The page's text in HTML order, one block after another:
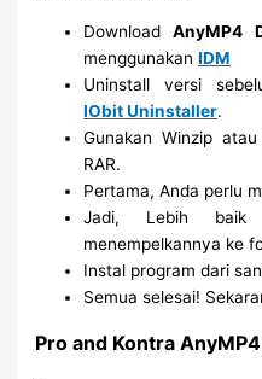
Download AnyMP4
menggunakanIDM
Uninstall versi
IObit Uninstaller.
Gunakan Winzip atau
RAR.
Pertama, Anda perlu
Jadi, Lebih baik
menempelkannya ke
Instal program dari
Semua selesai!
Pro and Kontra